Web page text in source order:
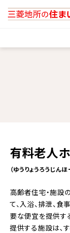
有料老人
（ゆうりょうろうじんほ
高齢者住宅・施設
て、入浴、排泄、
要な便宜を提供す
提供する施設は、